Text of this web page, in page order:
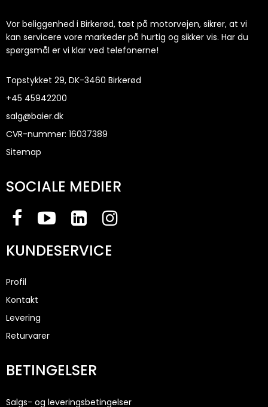
Vor beliggenhed i Birkerød, tæt på motorvejen, sikrer, at vi
kan servicere vore markeder på hurtig og sikker vis. Har du
spørgsmål er vi klar ved telefonerne!
Topstykket 29, DK-3460 Birkerød
+45 45942200
salg@baier.dk
CVR-nummer: 16037389
Sitemap
SOCIALE MEDIER
KUNDESERVICE
Profil
Kontakt
Levering
Returvarer
BETINGELSER
Salgs- og leveringsbetingelser